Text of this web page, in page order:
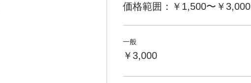
価格範囲：￥1,500〜￥3,000
一般
￥3,000